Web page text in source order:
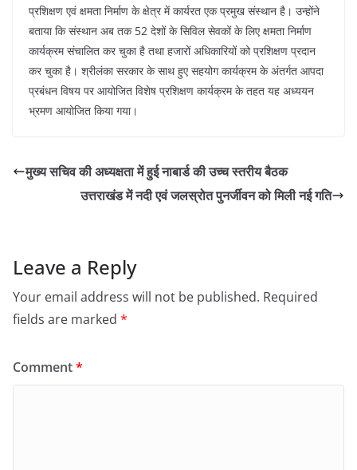
प्रशिक्षण एवं क्षमता निर्माण के क्षेत्र में कार्यरत एक प्रमुख संस्थान है। उन्होंने
बताया कि संस्थान अब तक 52 देशों के सिविल सेवकों के लिए क्षमता निर्माण
कार्यक्रम संचालित कर चुका है तथा हजारों अधिकारियों को प्रशिक्षण प्रदान
कर चुका है। श्रीलंका सरकार के साथ हुए सहयोग कार्यक्रम के अंतर्गत आपदा
प्रबंधन विषय पर आयोजित विशेष प्रशिक्षण कार्यक्रम के तहत यह अध्ययन
भ्रमण आयोजित किया गया।
मुख्य सचिव की अध्यक्षता में हुई नाबार्ड की उच्च स्तरीय बैठक
उत्तराखंड में नदी एवं जलस्रोत पुनर्जीवन को मिली नई गति
Leave a Reply
Your email address will not be published. Required
fields are marked *
Comment*